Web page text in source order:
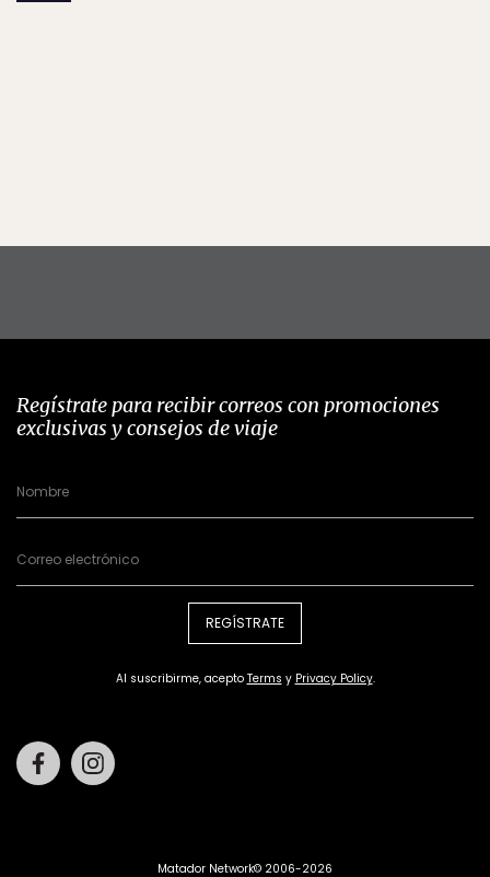
Regístrate para recibir correos con promociones
exclusivas y consejos de viaje
REGÍSTRATE
Al suscribirme, acepto Terms y Privacy Policy.
Facebook
Matador Network© 2006-2026